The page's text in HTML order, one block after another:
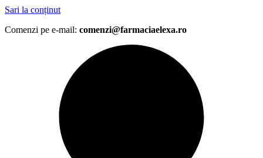
Sari la conținut
Comenzi pe e-mail: comenzi@farmaciaelexa.ro